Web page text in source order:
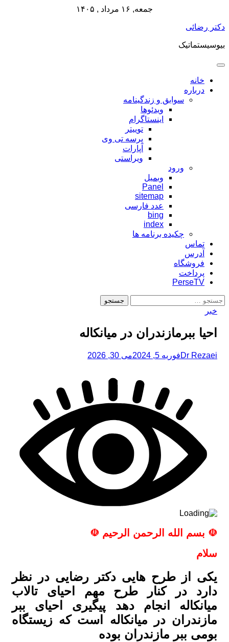
جمعه, ۱۶ مرداد , ۱۴۰۵
پرش
محتوا
دکتر رضائی
بیوسیستماتیک
خانه
درباره
سوابق و زندگینامه
ویدئوها
اینستاگرام
توییتر
پرسه تی وی
آپارات
ویراستی
ورود
وبمیل
Panel
sitemap
عدد فارسی
bing
index
چکیده برنامه ها
تماس
آدرس
فروشگاه
پرداخت
PerseTV
جستجو
برای:
خبر
احیا ببرمازندران در میانکاله
Dr Rezaeiفوریه 5, 2024 می 30, 2026
☫ بسم الله الرحمن الرحیم ☫
سلام
یکی از طرح هایی دکتر رضایی در نظر
دارد در کنار طرح مهم احیای تالاب
میانکاله انجام دهد پیگیری احیای ببر
مازندران در میانکاله است که زیستگاه
بومی ببر مازندران بوده